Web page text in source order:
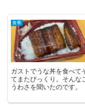
食事
ガストでうな丼を食べて
てまたびっくり。そんな
うわさを聞いたのです。